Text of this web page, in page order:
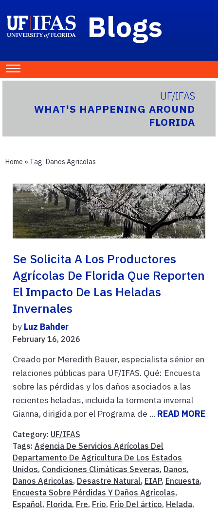
Blogs
UF/IFAS
WHAT'S HAPPENING AROUND
FLORIDA
Home » Tag: Danos Agricolas
Se Solicita A Los Productores
Agrícolas De Florida Que Reporten
El Impacto De Las Heladas
Invernales
by Luz Bahder
February 16, 2026
Creado por Meredith Bauer, especialista sénior en
relaciones públicas para UF/IFAS. Qué: Encuesta
sobre las pérdidas y los daños asociados a las
recientes heladas, incluida la tormenta invernal
Gianna, dirigida por el Programa de ... READ MORE
Category: UF/IFAS
Tags: Agencia De Servicios Agrícolas Del
Departamento De Agricultura De Los Estados
Unidos, Condiciones Climáticas Severas, Danos,
Danos Agricolas, Desastre Natural, EIAP, Encuesta,
Encuesta Sobre Pérdidas Y Daños Agrícolas,
Español, Florida, Fre, Frio, Frío Del ártico, Helada,